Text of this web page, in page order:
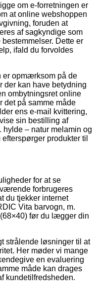
om e-forretningen er
at online webshoppen
foruden at
af sagkyndige som
Dette er
ifald du forvoldes
er opmærksom på de
der kan have betydning
ombytningsret online
det på samme måde
ens e-mail kvittering,
sin bestilling af
hylde – natur melamin og
produkter til
for at se
forbrugeres
du tjekker internet
Vita barvogn, m.
før du lægger din
strålende løsninger til at
Her møder vi mange
en evaluering
måde kan drages
kundetilfredsheden.